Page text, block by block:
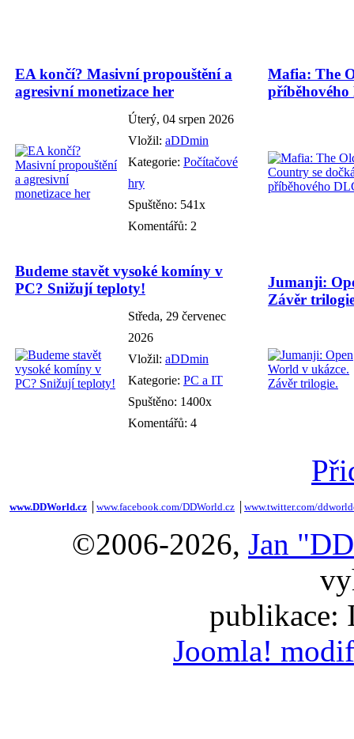
EA končí? Masivní propouštění a
agresivní monetizace her
Úterý, 04 srpen 2026
Vložil: aDDmin
Kategorie: Počítačové
hry
Spuštěno: 541x
Komentářů: 2
Mafia: The
Budeme stavět vysoké komíny v
PC? Snižují teploty!
Středa, 29 červenec
2026
Vložil: aDDmin
Kategorie: PC a IT
Spuštěno: 1400x
Komentářů: 4
Jumanji:
Závěr
www.DDWorld.cz www.facebook.com/DDWorld.cz www.twitter.com/
©2006-2026, Jan
publikace:
Joomla!